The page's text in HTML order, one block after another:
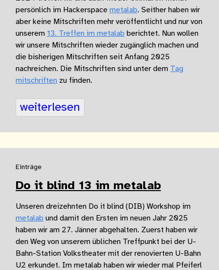
persönlich im Hackerspace metalab. Seither haben wir
aber keine Mitschriften mehr veröffentlicht und nur von
unserem 13. Treffen im metalab berichtet. Nun wollen
wir unsere Mitschriften wieder zugänglich machen und
die bisherigen Mitschriften seit Anfang 2025
nachreichen. Die Mitschriften sind unter dem Tag
mitschriften zu finden.
weiterlesen
Einträge
Do it blind 13 im metalab
Unseren dreizehnten Do it blind (DIB) Workshop im
metalab und damit den Ersten im neuen Jahr 2025
haben wir am 27. Jänner abgehalten. Zuerst haben wir
den Weg von unserem üblichen Treffpunkt bei der U-
Bahn-Station Volkstheater mit der renovierten U-Bahn
U2 erkundet. Im metalab haben wir wieder mal Pfeiferl